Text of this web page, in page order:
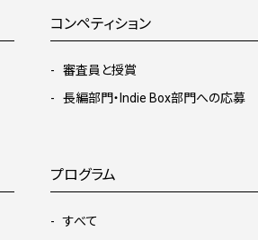
コンペティション
審査員と授賞
長編部門・Indie Box部門への応募
プログラム
すべて